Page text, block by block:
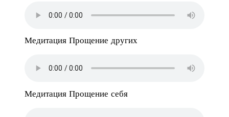
Медитация Прощение других
Медитация Прощение себя